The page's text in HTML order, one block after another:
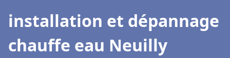
installation et dépannage
chauffe eau Neuilly